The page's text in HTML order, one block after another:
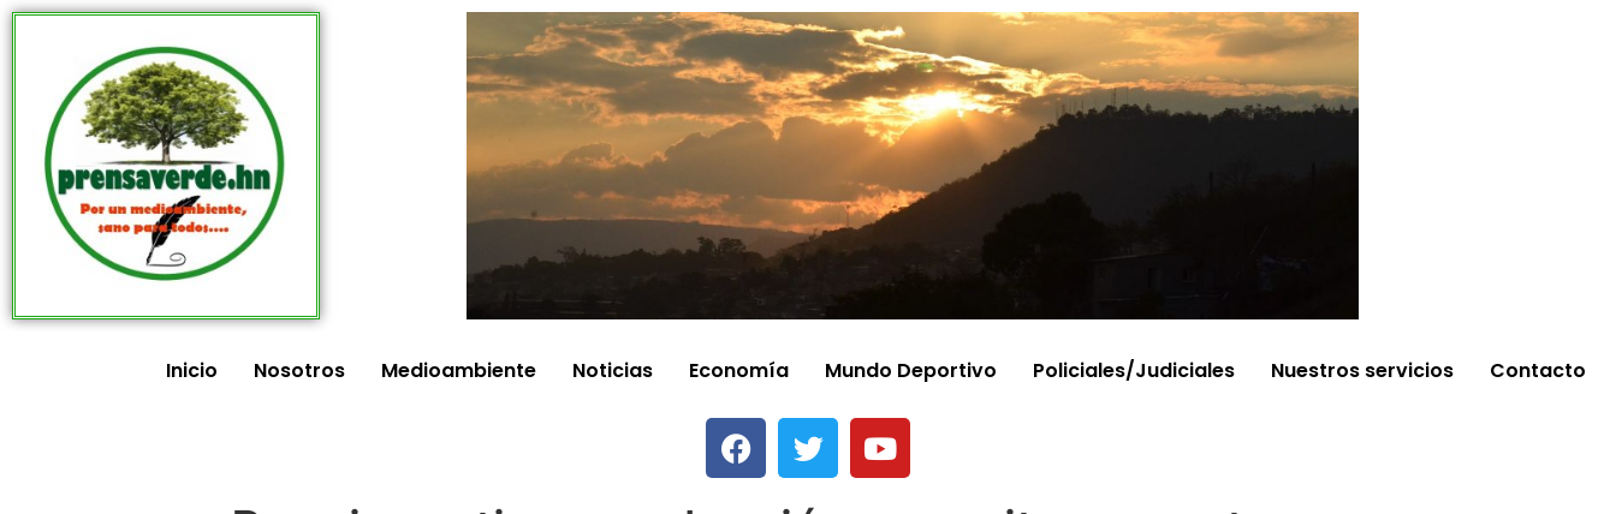
Inicio Nosotros Medioambiente Noticias Economía Mundo Deportivo Policiales/Judiciales Nuestros servicios Contacto